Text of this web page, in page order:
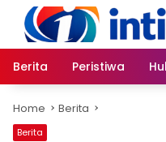
content
Berita
Peristiwa
Home Berita
Berita